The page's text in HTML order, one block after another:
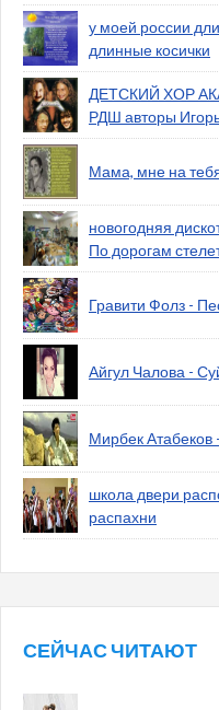
у моей россии
длинные косички
ДЕТСКИЙ ХОР
РДШ авторы
Мама, мне на
новогодняя
По дорогам
Гравити Фолз -
Айгул Чалова -
Мирбек Атабеков
школа двери
распахни
СЕЙЧАС ЧИТАЮТ